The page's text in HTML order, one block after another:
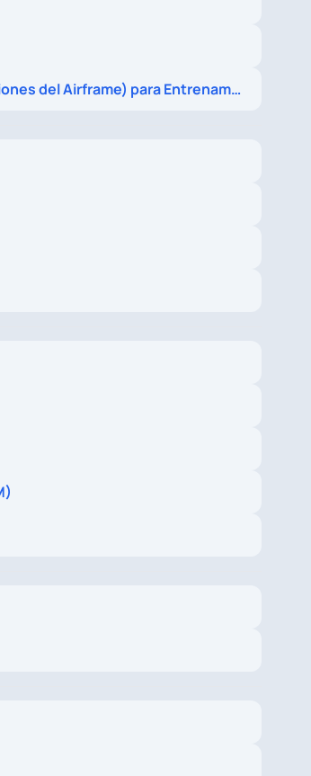
Diseños de Cuerpo de Avión (Fuselaje y Configuraciones del Airframe) para Entrenamiento de Pilotos y Procedimientos de Radio